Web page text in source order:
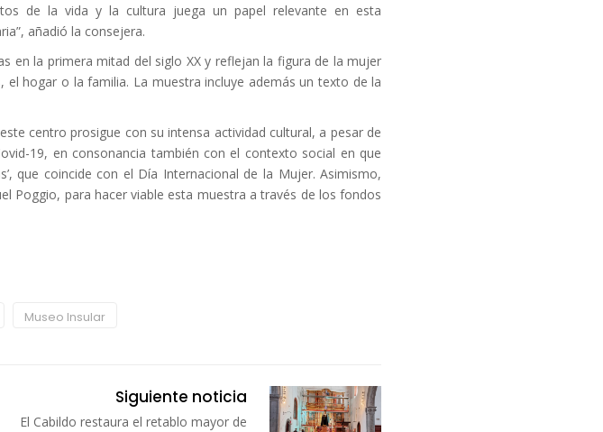
de la vida y la cultura juega un papel relevante en esta
añadió la consejera.
en la primera mitad del siglo XX y reflejan la figura de la mujer
hogar o la familia. La muestra incluye además un texto de la
centro prosigue con su intensa actividad cultural, a pesar de
19, en consonancia también con el contexto social en que
que coincide con el Día Internacional de la Mujer. Asimismo,
Poggio, para hacer viable esta muestra a través de los fondos
Museo Insular
Siguiente noticia
El Cabildo restaura el retablo mayor de